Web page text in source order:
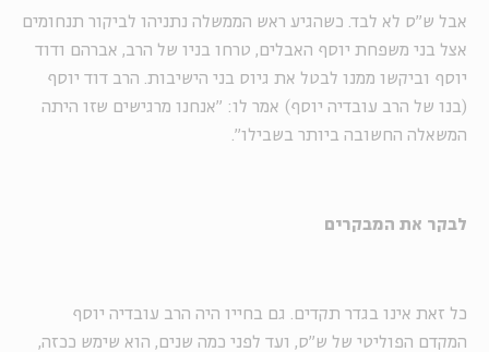
אבל ש"ס לא לבד. כשהגיע ראש הממשלה נתניהו לביקור תנחומים
אצל בני משפחת יוסף האבלים, טרחו בניו של הרב, אברהם ודוד
יוסף וביקשו ממנו לבטל את גיוס בני הישיבות. הרב דוד יוסף
(בנו של הרב עובדיה יוסף) אמר לו: "אנחנו מרגישים שזו היתה
המשאלה החשובה ביותר בשבילו".
לבקר את המבקרים
כל זאת אינו בגדר תקדים. גם בחייו היה הרב עובדיה יוסף
המקדם הפוליטי של ש"ס, ועד לפני כמה שנים, הוא שימש ככזה,